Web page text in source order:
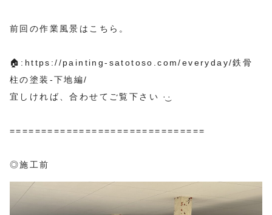
前回の作業風景はこちら。
🏠: https://painting-satotoso.com/everyday/鉄骨
柱の塗装-下地編/
宜しければ、合わせてご覧下さい ·͜·
===============================
◎施工前